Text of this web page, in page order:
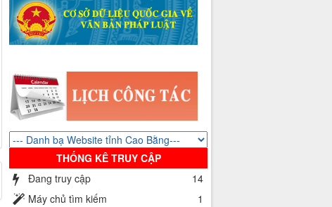
THỐNG KÊ TRUY CẬP
Đang truy cập
14
Máy chủ tìm kiếm
1